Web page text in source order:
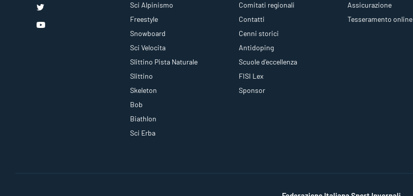
Sci Alpinismo
Freestyle
Snowboard
Sci Velocita
Slittino Pista Naturale
Slittino
Skeleton
Bob
Biathlon
Sci Erba
Comitati regionali
Contatti
Cenni storici
Antidoping
Scuole d'eccellenza
FISI Lex
Sponsor
Assicurazione
Tesseramento online